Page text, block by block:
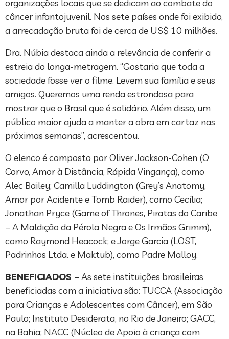
organizações locais que se dedicam ao combate do
câncer infantojuvenil. Nos sete países onde foi exibido,
a arrecadação bruta foi de cerca de US$ 10 milhões.
Dra. Núbia destaca ainda a relevância de conferir a
estreia do longa-metragem. “Gostaria que toda a
sociedade fosse ver o filme. Levem sua família e seus
amigos. Queremos uma renda estrondosa para
mostrar que o Brasil que é solidário. Além disso, um
público maior ajuda a manter a obra em cartaz nas
próximas semanas”, acrescentou.
O elenco é composto por Oliver Jackson-Cohen (O
Corvo, Amor à Distância, Rápida Vingança), como
Alec Bailey; Camilla Luddington (Grey’s Anatomy,
Amor por Acidente e Tomb Raider), como Cecília;
Jonathan Pryce (Game of Thrones, Piratas do Caribe
– A Maldição da Pérola Negra e Os Irmãos Grimm),
como Raymond Heacock; e Jorge Garcia (LOST,
Padrinhos Ltda. e Maktub), como Padre Malloy.
BENEFICIADOS – As sete instituições brasileiras
beneficiadas com a iniciativa são: TUCCA (Associação
para Crianças e Adolescentes com Câncer), em São
Paulo; Instituto Desiderata, no Rio de Janeiro; GACC,
na Bahia; NACC (Núcleo de Apoio à criança com